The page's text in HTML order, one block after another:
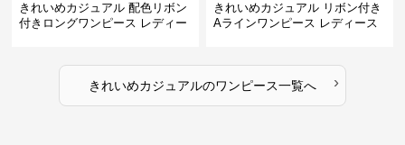
きれいめカジュアル 配色リボン
付きロングワンピース レディー
きれいめカジュアル リボン付き
Aラインワンピース レディース
ン
きれいめカジュアルのワンピース一覧へ ›